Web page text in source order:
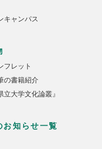
キャンパス
フレット
の書籍紹介
立大学文化論叢』
お知らせ一覧